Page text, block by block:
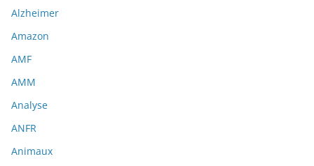
Alzheimer
Amazon
AMF
AMM
Analyse
ANFR
Animaux